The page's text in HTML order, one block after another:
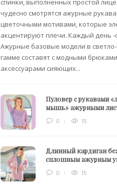
спинки, выполненных простой
чудесно смотрятся ажурные рукава
цветочными мотивами, которые
акцентируют плечи. Каждый день
Ажурные базовые модели в светло-
гамме составят с модными
аксессуарами сияющих...
Пуловер с рукавами
мышь» ажурными
0 15
Длинный кардиган
сплошным ажурным
0 15